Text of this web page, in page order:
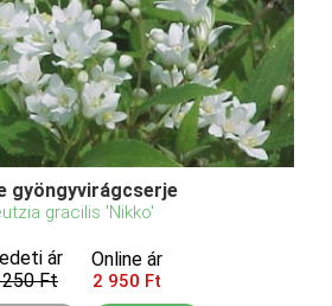
gyöngyvirágcserje
gracilis 'Nikko'
ár
Ft
Online ár
2 950 Ft